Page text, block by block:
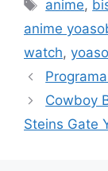
anime,
anime
watch,
Cowboy
Steins Gate